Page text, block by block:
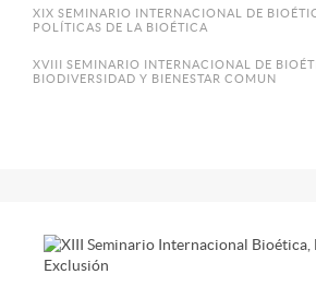
XIX SEMINARIO INTERNACIONAL DE
POLÍTICAS DE LA BIOÉTICA
XVIII SEMINARIO INTERNACIONAL DE
BIODIVERSIDAD Y BIENESTAR COMUN